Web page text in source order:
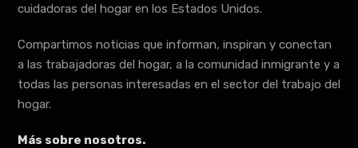
cuidadoras del hogar en los Estados Unidos.
Compartimos noticias que informan, inspiran y conectan
a las trabajadoras del hogar, a la comunidad inmigrante y a
todas las personas interesadas en el sector del trabajo del
hogar.
Más sobre nosotros.